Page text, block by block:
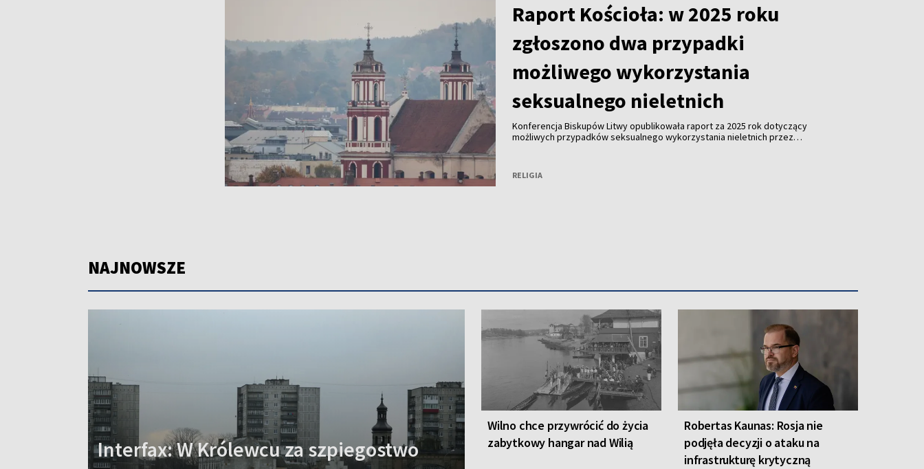
Raport Kościoła: w 2025 roku
zgłoszono dwa przypadki
możliwego wykorzystania
seksualnego nieletnich
Konferencja Biskupów Litwy opublikowała raport za 2025 rok dotyczący
możliwych przypadków seksualnego wykorzystania nieletnich przez
RELIGIA
NAJNOWSZE
Interfax: W Królewcu za szpiegostwo
Wilno chce przywrócić do życia
zabytkowy hangar nad Wilią
Robertas Kaunas: Rosja nie
podjęła decyzji o ataku na
infrastrukturę krytyczną